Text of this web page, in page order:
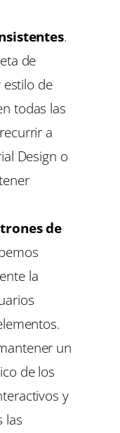
.
de
estilo de
todas las
a
Design o
de
la
un
de los
y
las